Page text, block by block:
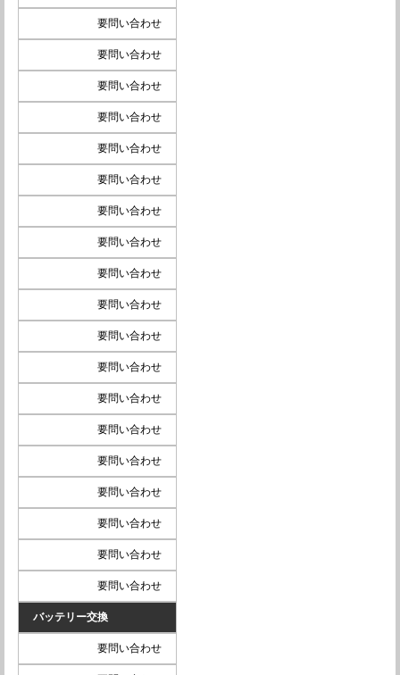
要問い合わせ
要問い合わせ
要問い合わせ
要問い合わせ
要問い合わせ
要問い合わせ
要問い合わせ
要問い合わせ
要問い合わせ
要問い合わせ
要問い合わせ
要問い合わせ
要問い合わせ
要問い合わせ
要問い合わせ
要問い合わせ
要問い合わせ
要問い合わせ
要問い合わせ
バッテリー交換
要問い合わせ